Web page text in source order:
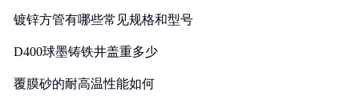
镀锌方管有哪些常见规格和型号
D400球墨铸铁井盖重多少
覆膜砂的耐高温性能如何